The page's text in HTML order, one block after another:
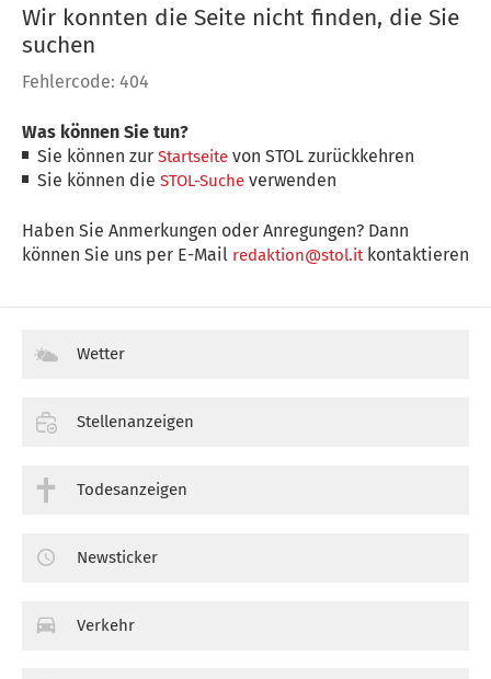
Wir konnten die Seite nicht finden, die Sie
suchen
Fehlercode: 404
Was können Sie tun?
Sie können zurStartseite von STOL zurückkehren
Sie können dieSTOL-Suche verwenden
Haben Sie Anmerkungen oder Anregungen? Dann
können Sie uns per E-Mail redaktion@stol.itkontaktieren
Wetter
Stellenanzeigen
Todesanzeigen
Newsticker
Verkehr